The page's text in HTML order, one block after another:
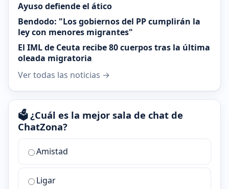
Ayuso defiende el ático
Bendodo: "Los gobiernos del PP cumplirán la
ley con menores migrantes"
El IML de Ceuta recibe 80 cuerpos tras la última
oleada migratoria
Ver todas las noticias →
🗳️ ¿Cuál es la mejor sala de chat de
ChatZona?
¿Cuál
la
mejor
Amistad
Ligar